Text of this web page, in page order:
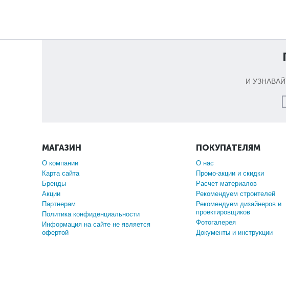
И
МАГАЗИН
О компании
Карта сайта
Бренды
Акции
Партнерам
Политика конфиденциальности
Информация на сайте не является
офертой
ПОКУПАТЕЛЯМ
О нас
Промо-акции и скидки
Расчет материалов
Рекомендуем строителей
Рекомендуем дизайнеров и
проектировщиков
Фотогалерея
Документы и инструкции